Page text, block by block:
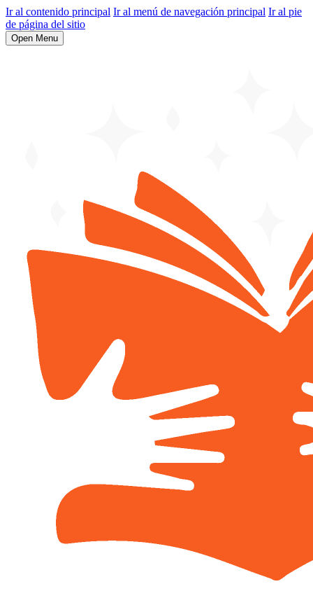
Ir al contenido principal Ir al menú de navegación principal Ir al pie
de página del sitio
Open Menu